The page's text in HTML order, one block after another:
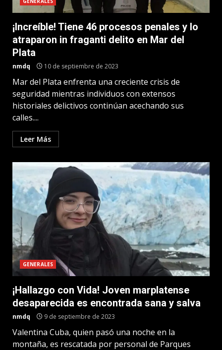
¡Increíble! Tiene 46 procesos penales y lo
atraparon in fraganti delito en Mar del
Plata
nmdq 10 de septiembre de 2023
Mar del Plata enfrenta una creciente crisis de
seguridad mientras individuos con extensos
historiales delictivos continúan acechando sus
calles....
Leer Más
GENERALES
¡Hallazgo con Vida! Joven marplatense
desaparecida es encontrada sana y salva
nmdq 9 de septiembre de 2023
Valentina Cuba, quien pasó una noche en la
montaña, es rescatada por personal de Parques